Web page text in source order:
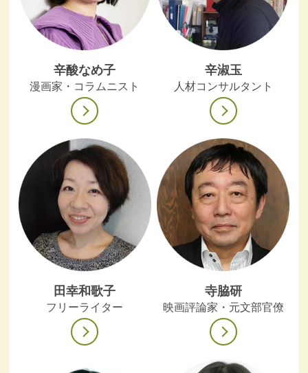
辛酸なめ子
漫画家・コラムニスト
辛淑玉
人材コンサルタント
田幸和歌子
フリーライター
寺脇研
映画評論家・元文部官僚